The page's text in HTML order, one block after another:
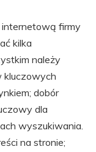
firmy
kilka
należy
kluczowych
dobór
dla
wyszukiwania.
na stronie;